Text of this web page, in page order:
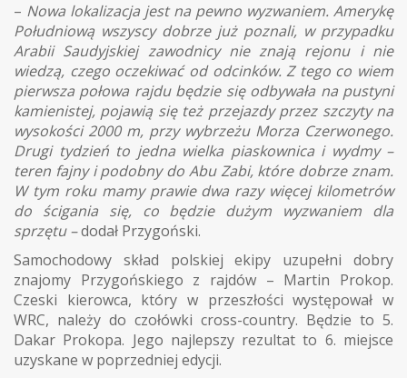
– Nowa lokalizacja jest na pewno wyzwaniem. Amerykę
Południową wszyscy dobrze już poznali, w przypadku
Arabii Saudyjskiej zawodnicy nie znają rejonu i nie
wiedzą, czego oczekiwać od odcinków. Z tego co wiem
pierwsza połowa rajdu będzie się odbywała na pustyni
kamienistej, pojawią się też przejazdy przez szczyty na
wysokości 2000 m, przy wybrzeżu Morza Czerwonego.
Drugi tydzień to jedna wielka piaskownica i wydmy –
teren fajny i podobny do Abu Zabi, które dobrze znam.
W tym roku mamy prawie dwa razy więcej kilometrów
do ścigania się, co będzie dużym wyzwaniem dla
sprzętu –dodał Przygoński.
Samochodowy skład polskiej ekipy uzupełni dobry
znajomy Przygońskiego z rajdów – Martin Prokop.
Czeski kierowca, który w przeszłości występował w
WRC, należy do czołówki cross-country. Będzie to 5.
Dakar Prokopa. Jego najlepszy rezultat to 6. miejsce
uzyskane w poprzedniej edycji.